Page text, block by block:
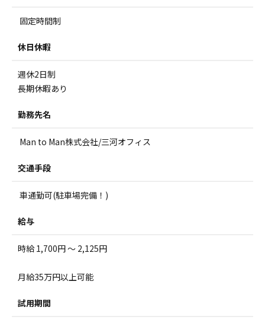
固定時間制
休日休暇
週休2日制
長期休暇あり
勤務先名
Man to Man株式会社/三河オフィス
交通手段
車通勤可(駐車場完備！)
給与
時給 1,700円 ～ 2,125円
月給35万円以上可能
試用期間